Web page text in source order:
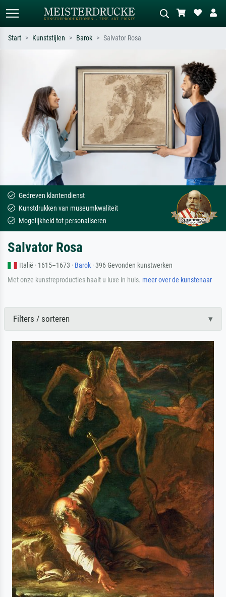
Zoek op kunstenaar, titel of stijl – bijv.
Monet, Sterrennacht, impressionisme,
Hokusai-golf, naakt.
Beschrijf de scène – bijv. groene
weide, abstract met veel rood, donker
olieverfschilderij, staand naakt naast
een boom.
Start Kunststijlen Barok Salvator Rosa
Gedreven klantendienst
Kunstdrukken van museumkwaliteit
Mogelijkheid tot personaliseren
Salvator Rosa
Italië · 1615–1673 · Barok · 396 Gevonden kunstwerken
Met onze kunstreproducties haalt u luxe in huis. meer over de kunstenaar
Filters / sorteren